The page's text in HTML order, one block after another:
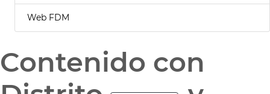
Web FDM
Contenido con